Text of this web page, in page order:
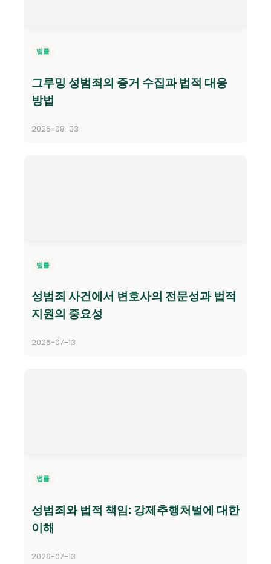
법률
그루밍 성범죄의 증거 수집과 법적 대응
방법
2026-08-03
법률
성범죄 사건에서 변호사의 전문성과 법적
지원의 중요성
2026-07-13
법률
성범죄와 법적 책임: 강제추행처벌에 대한
이해
2026-07-13